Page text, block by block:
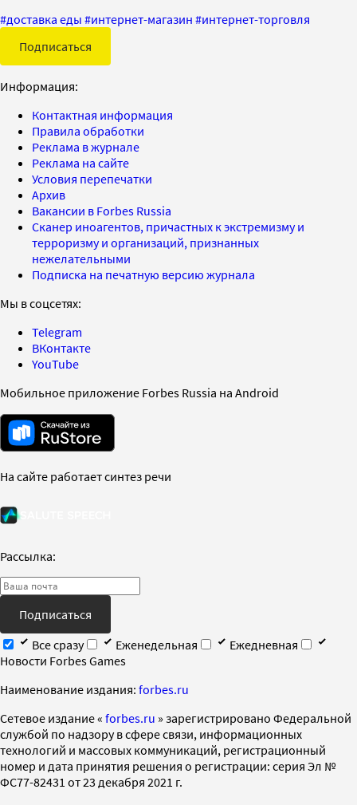
#доставка еды #интернет-магазин #интернет-торговля
Подписаться
Информация:
Контактная информация
Правила обработки
Реклама в журнале
Реклама на сайте
Условия перепечатки
Архив
Вакансии в Forbes Russia
Сканер иноагентов, причастных к экстремизму и
терроризму и организаций, признанных
нежелательными
Подписка на печатную версию журнала
Мы в соцсетях:
Telegram
ВКонтакте
YouTube
Мобильное приложение Forbes Russia на Android
На сайте работает синтез речи
Рассылка:
Подписаться
Все сразу
Еженедельная
Ежедневная
Новости Forbes Games
Наименование издания: forbes.ru
Cетевое издание « forbes.ru » зарегистрировано Федеральной
службой по надзору в сфере связи, информационных
технологий и массовых коммуникаций, регистрационный
номер и дата принятия решения о регистрации: серия Эл №
ФС77-82431 от 23 декабря 2021 г.